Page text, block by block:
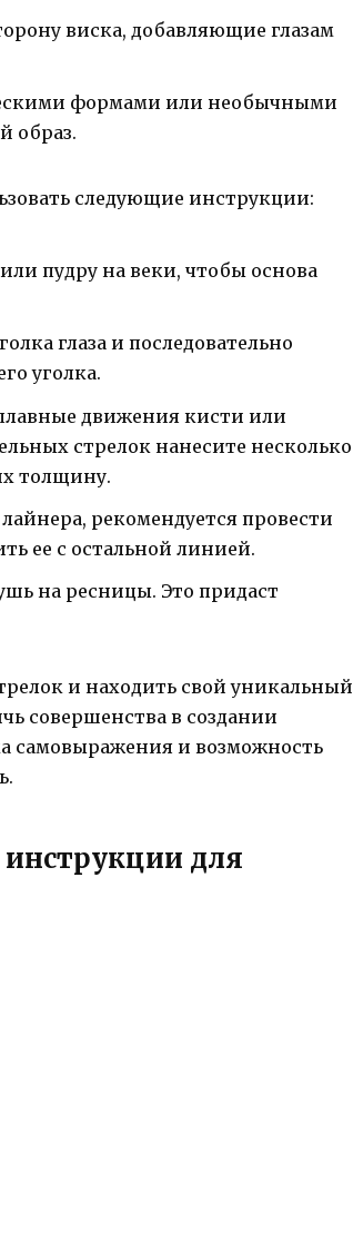
виска, добавляющие глазам
формами или необычными
образ.
следующие инструкции:
пудру на веки, чтобы основа
глаза и последовательно
уголка.
движения кисти или
стрелок нанесите несколько
толщину.
рекомендуется провести
ее с остальной линией.
на ресницы. Это придаст
и находить свой уникальный
совершенства в создании
самовыражения и возможность
для